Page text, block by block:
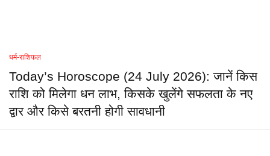
धर्म-राशिफल
Today’s Horoscope (24 July 2026): जानें किस
राशि को मिलेगा धन लाभ, किसके खुलेंगे सफलता के नए
द्वार और किसे बरतनी होगी सावधानी